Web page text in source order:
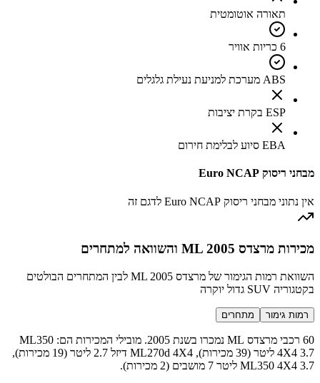
תאורה אוטומטית
6 כריות אוויר
ABS מערכת למניעת נעילת גלגלים
ESP בקרת יציבות
EBA סיוע לבלימת חירום
מבחני ריסוק Euro NCAP
אין נתוני מבחני ריסוק Euro NCAP לדגם זה
מכירות מרצדס ML 2005 והשוואה למתחרים
השוואת רמות הגימור של מרצדס ML 2005 לבין המתחרים הבולטים
בקטגוריה SUV גדול יוקרה
רמות גימור מתחרים
60 רכבי מרצדס ML נמכרו בשנת 2005. מובילי המכירות הם: ML350
4X4 3.7 ליטר (39 מכירות), ML270d 4X4 דיזל 2.7 ליטר (19 מכירות),
ML350 4X4 3.7 ליטר 7 מושבים (2 מכירות).